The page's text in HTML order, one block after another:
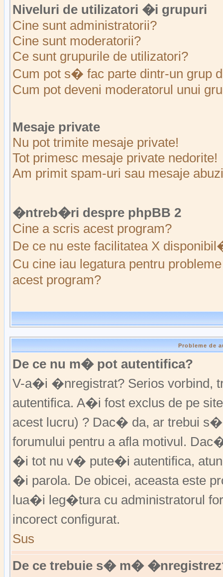
Niveluri de utilizatori �i grupuri
Cine sunt administratorii?
Cine sunt moderatorii?
Ce sunt grupurile de utilizatori?
Cum pot s� fac parte dintr-un grup
Cum pot deveni moderatorul unui
Mesaje private
Nu pot trimite mesaje private!
Tot primesc mesaje private nedorite!
Am primit spam-uri sau mesaje
�ntreb�ri despre phpBB 2
Cine a scris acest program?
De ce nu este facilitatea X
Cu cine iau legatura pentru
acest program?
Probleme de
De ce nu m� pot autentifica?
V-a�i �nregistrat? Serios
autentifica. A�i fost exclus de pe
acest lucru) ? Dac� da, ar trebui
forumului pentru a afla motivul.
�i tot nu v� pute�i autentifica,
�i parola. De obicei, aceasta este
lua�i leg�tura cu administratorul
incorect configurat.
Sus
De ce trebuie s� m�